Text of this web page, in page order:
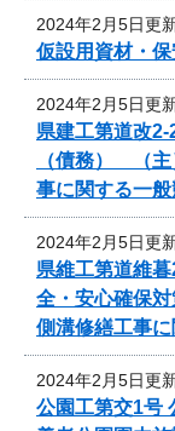
2024年2月5日更
仮設用資材・
2024年2月5日更
県建工第道改2-
（債務） （
事に関する一
2024年2月5日更
県維工第道維
全・安心確保
側溝修繕工事
2024年2月5日更
公園工第交1号